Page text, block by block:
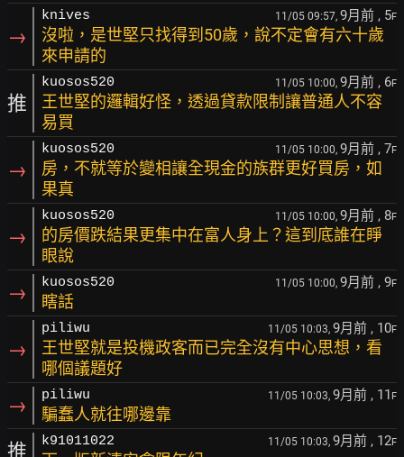
→
knives 11/05 09:57, 9月前 , 5F
沒啦，是世堅只找得到50歲，說不定會有六十歲
來申請的
推
kuosos520 11/05 10:00, 9月前 , 6F
王世堅的邏輯好怪，透過貸款限制讓普通人不容
易買
→
kuosos520 11/05 10:00, 9月前 , 7F
房，不就等於變相讓全現金的族群更好買房，如
果真
→
kuosos520 11/05 10:00, 9月前 , 8F
的房價跌結果更集中在富人身上？這到底誰在睜
眼說
→ kuosos520 11/05 10:00, 9月前 , 9F
瞎話
→
piliwu 11/05 10:03, 9月前 , 10F
王世堅就是投機政客而已完全沒有中心思想，看
哪個議題好
→ piliwu 11/05 10:03, 9月前 , 11 F
騙蠢人就往哪邊靠
推 k91011022 11/05 10:03, 9月前 , 12F